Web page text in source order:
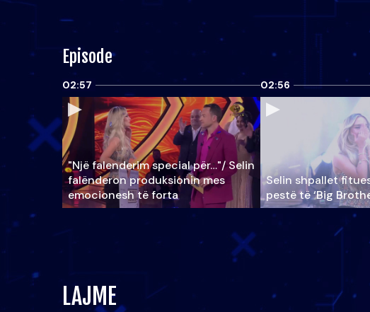
Episode
02:57
"Një falenderim special për…"/ Selin
falënderon produksionin mes
emocionesh të forta
02:56
Selin shpallet
pestë të ‘Big
LAJME